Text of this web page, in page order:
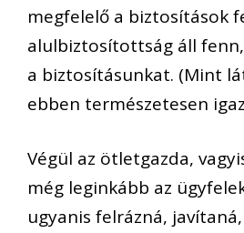
megfelelő a biztosítások
alulbiztosítottság áll
a biztosításunkat. (Mint
ebben természetesen
Végül az ötletgazda,
még leginkább az
ugyanis felrázná,